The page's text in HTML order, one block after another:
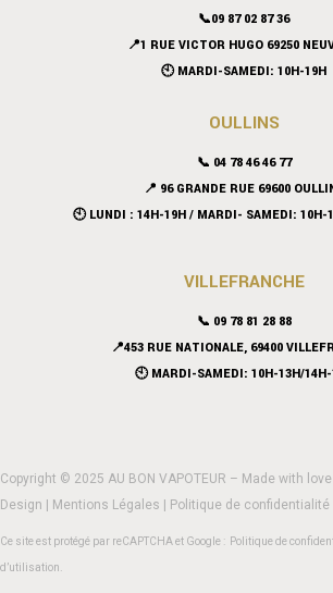
📞09 87 02 87 36
📍1 RUE VICTOR HUGO 69250
🕙 MARDI-SAMEDI: 10H-19H
OULLINS
📞 04 78 46 46 77
📍 96 GRANDE RUE 69600
🕙 LUNDI : 14H-19H / MARDI- SAMEDI: 10H-
VILLEFRANCHE
📞 09 78 81 28 88
📍453 RUE NATIONALE, 69400
🕙 MARDI-SAMEDI: 10H-13H/
Copyright © 2025 AU BON VAPOTEUR – Made with
Design | Mentions Légales | Politique de confidentialité
Ce site est protégé par reCAPTCHA et Google : Politique de
d’utilisation